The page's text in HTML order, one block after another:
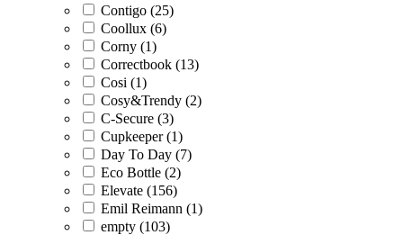
Contigo (25)
Coollux (6)
Corny (1)
Correctbook (13)
Cosi (1)
Cosy&Trendy (2)
C-Secure (3)
Cupkeeper (1)
Day To Day (7)
Eco Bottle (2)
Elevate (156)
Emil Reimann (1)
empty (103)